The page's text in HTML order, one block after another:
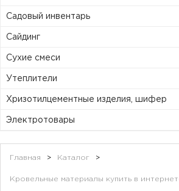
Садовый инвентарь
Сайдинг
Сухие смеси
Утеплители
Хризотилцементные изделия, шифер
Электротовары
Главная > Каталог >
Кровельные материалы купить в